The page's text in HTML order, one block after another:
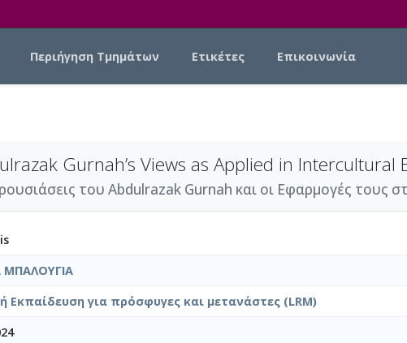
Περιήγηση Τμημάτων Ετικέτες Επικοινωνία
Gurnah’s Views as Applied in Intercultural
του Abdulrazak Gurnah και οι Εφαρμογές τους
ΜΠΑΛΟΥΓΙΑ
Εκπαίδευση για πρόσφυγες και μετανάστες (LRM)